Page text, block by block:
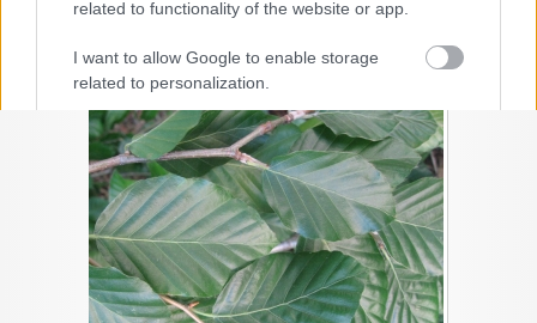
related to functionality of the website or app.
I want to allow Google to enable storage
related to personalization.
I want to allow Google to enable storage
related to security, including authentication
functionality and fraud prevention, and other
user protection.
CONFIRM
gyepszintjük is fejletlen. Virágait a szél porozza be.
Bővebben:http://hu.wikipedia.org/wiki/Bükk